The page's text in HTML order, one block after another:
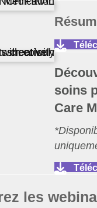
soins
Care
les